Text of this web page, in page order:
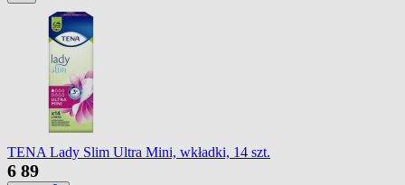
TENA Lady Slim Ultra Mini, wkładki, 14 szt.
6 89